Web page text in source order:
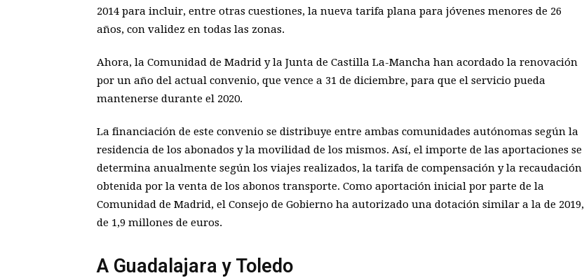
2014 para incluir, entre otras cuestiones, la nueva tarifa plana para jóvenes menores de 26
años, con validez en todas las zonas.
Ahora, la Comunidad de Madrid y la Junta de Castilla La-Mancha han acordado la renovación
por un año del actual convenio, que vence a 31 de diciembre, para que el servicio pueda
mantenerse durante el 2020.
La financiación de este convenio se distribuye entre ambas comunidades autónomas según la
residencia de los abonados y la movilidad de los mismos. Así, el importe de las aportaciones se
determina anualmente según los viajes realizados, la tarifa de compensación y la recaudación
obtenida por la venta de los abonos transporte. Como aportación inicial por parte de la
Comunidad de Madrid, el Consejo de Gobierno ha autorizado una dotación similar a la de 2019,
de 1,9 millones de euros.
A Guadalajara y Toledo